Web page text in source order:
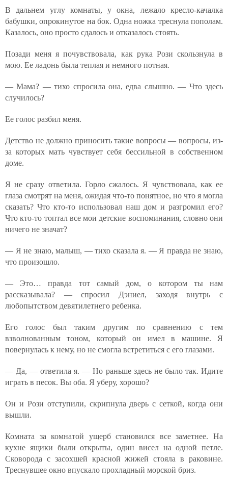
В дальнем углу комнаты, у окна, лежало кресло-качалка
бабушки, опрокинутое на бок. Одна ножка треснула пополам.
Казалось, оно просто сдалось и отказалось стоять.
Позади меня я почувствовала, как рука Рози скользнула в
мою. Ее ладонь была теплая и немного потная.
— Мама? — тихо спросила она, едва слышно. — Что здесь
случилось?
Ее голос разбил меня.
Детство не должно приносить такие вопросы — вопросы, из-
за которых мать чувствует себя бессильной в собственном
доме.
Я не сразу ответила. Горло сжалось. Я чувствовала, как ее
глаза смотрят на меня, ожидая что-то понятное, но что я могла
сказать? Что кто-то использовал наш дом и разгромил его?
Что кто-то топтал все мои детские воспоминания, словно они
ничего не значат?
— Я не знаю, малыш, — тихо сказала я. — Я правда не знаю,
что произошло.
— Это… правда тот самый дом, о котором ты нам
рассказывала? — спросил Дэниел, заходя внутрь с
любопытством девятилетнего ребенка.
Его голос был таким другим по сравнению с тем
взволнованным тоном, который он имел в машине. Я
повернулась к нему, но не смогла встретиться с его глазами.
— Да, — ответила я. — Но раньше здесь не было так. Идите
играть в песок. Вы оба. Я уберу, хорошо?
Он и Рози отступили, скрипнула дверь с сеткой, когда они
вышли.
Комната за комнатой ущерб становился все заметнее. На
кухне ящики были открыты, один висел на одной петле.
Сковорода с засохшей красной жижей стояла в раковине.
Треснувшее окно впускало прохладный морской бриз.